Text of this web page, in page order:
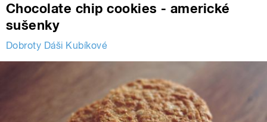
Chocolate chip cookies - americké
sušenky
Dobroty Dáši Kubíkové